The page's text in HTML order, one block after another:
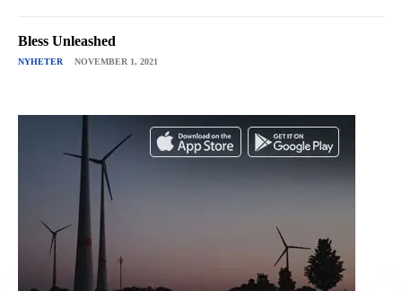
Bless Unleashed
NYHETER NOVEMBER 1, 2021